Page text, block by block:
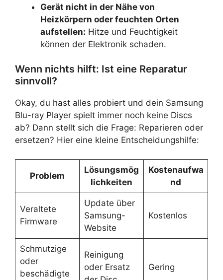
Gerät nicht in der Nähe von
Heizkörpern oder feuchten Orten
aufstellen: Hitze und Feuchtigkeit
können der Elektronik schaden.
Wenn nichts hilft: Ist eine Reparatur
sinnvoll?
Okay, du hast alles probiert und dein Samsung
Blu-ray Player spielt immer noch keine Discs
ab? Dann stellt sich die Frage: Reparieren oder
ersetzen? Hier eine kleine Entscheidungshilfe:
Problem
Lösungsmög
lichkeiten
Kostenaufwa
nd
Veraltete
Firmware
Update über
Samsung-
Website
Kostenlos
Schmutzige
oder
beschädigte
Reinigung
oder Ersatz
Gering